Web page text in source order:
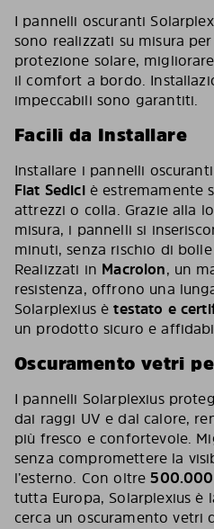
I pannelli oscuranti
sono realizzati su misura
protezione solare,
il comfort a bordo.
impeccabili sono garantiti.
Facili da Installare
Installare i pannelli
Fiat Sediciè estremamente
attrezzi o colla. Grazie alla
misura, i pannelli si
minuti, senza rischio di
Realizzati in Macrolon, un
resistenza, offrono una
Solarplexius ètestato e
un prodotto sicuro e
Oscuramento vetri
I pannelli Solarplexius
dai raggi UV e dal calore,
più fresco e confortevole.
senza compromettere la
l’esterno. Con oltre
tutta Europa, Solarplexius è
cerca un oscuramento vetri